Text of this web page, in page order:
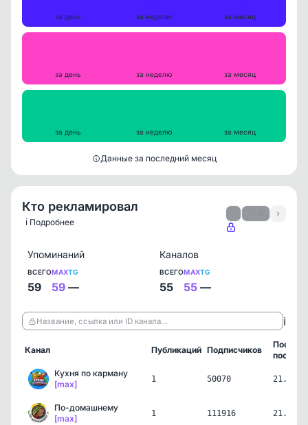
за день за неделю за месяц
за день за неделю за месяц
за день за неделю за месяц
Данные за последний месяц
Кто рекламировал
ℹ️ Подробнее
›
Упоминаний
ВСЕГО
59
MAX
59
TG
—
Каналов
ВСЕГО
55
MAX
55
TG
—
Название, ссылка или ID канала… ℹ️
Канал Публикаций Подписчиков
пост
Кухня по карману
[max]
1 50070
По-домашнему
[max]
1 111916